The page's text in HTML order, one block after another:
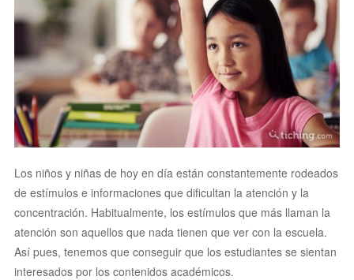
Los niños y niñas de hoy en día están constantemente rodeados
de estímulos e informaciones que dificultan la atención y la
concentración. Habitualmente, los estímulos que más llaman la
atención son aquellos que nada tienen que ver con la escuela.
Así pues, tenemos que conseguir que los estudiantes se sientan
interesados por los contenidos académicos.